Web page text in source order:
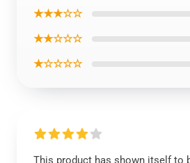
★★★☆☆
★★☆☆☆
★☆☆☆☆
This product has shown itself to